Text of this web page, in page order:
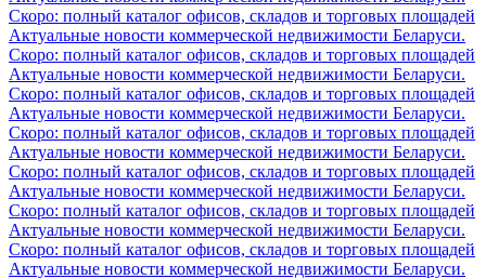
Скоро: полный каталог офисов, складов и торговых площадей
Актуальные новости коммерческой недвижимости Беларуси.
Скоро: полный каталог офисов, складов и торговых площадей
Актуальные новости коммерческой недвижимости Беларуси.
Скоро: полный каталог офисов, складов и торговых площадей
Актуальные новости коммерческой недвижимости Беларуси.
Скоро: полный каталог офисов, складов и торговых площадей
Актуальные новости коммерческой недвижимости Беларуси.
Скоро: полный каталог офисов, складов и торговых площадей
Актуальные новости коммерческой недвижимости Беларуси.
Скоро: полный каталог офисов, складов и торговых площадей
Актуальные новости коммерческой недвижимости Беларуси.
Скоро: полный каталог офисов, складов и торговых площадей
Актуальные новости коммерческой недвижимости Беларуси.